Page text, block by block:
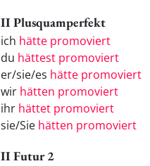
II Plusquamperfekt
ich hätte promoviert
du hättest promoviert
er/sie/es hätte promoviert
wir hätten promoviert
ihr hättet promoviert
sie/Sie hätten promoviert
II Futur 2